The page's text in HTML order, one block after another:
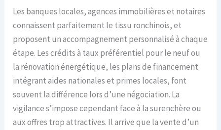
Les banques locales, agences immobilières et notaires
connaissent parfaitement le tissu ronchinois, et
proposent un accompagnement personnalisé à chaque
étape. Les crédits à taux préférentiel pour le neuf ou
la rénovation énergétique, les plans de financement
intégrant aides nationales et primes locales, font
souvent la différence lors d’une négociation. La
vigilance s’impose cependant face à la surenchère ou
aux offres trop attractives. Il arrive que la vente d’un